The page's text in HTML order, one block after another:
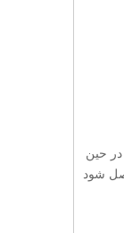
حین
حاصل شود